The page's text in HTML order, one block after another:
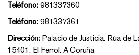
Teléfono: 981337360
Teléfono: 981337361
Dirección: Palacio de Justicia. Rúa de
15401. El Ferrol. A Coruña